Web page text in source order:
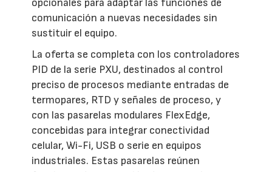
opcionales para adaptar las funciones de
comunicación a nuevas necesidades sin
sustituir el equipo.
La oferta se completa con los controladores
PID de la serie PXU, destinados al control
preciso de procesos mediante entradas de
termopares, RTD y señales de proceso, y
con las pasarelas modulares FlexEdge,
concebidas para integrar conectividad
celular, Wi-Fi, USB o serie en equipos
industriales. Estas pasarelas reúnen